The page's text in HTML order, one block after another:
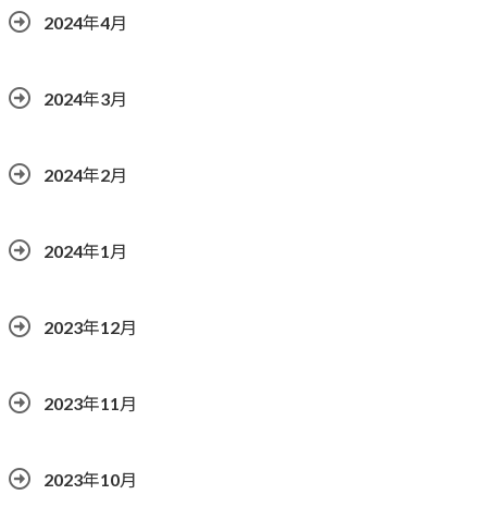
2024年4月
2024年3月
2024年2月
2024年1月
2023年12月
2023年11月
2023年10月